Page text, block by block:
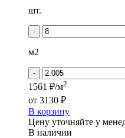
шт.
-
м2
-
1561 ₽/м2
от 3130 ₽
В корзину
Цену уточняйте у
В наличии